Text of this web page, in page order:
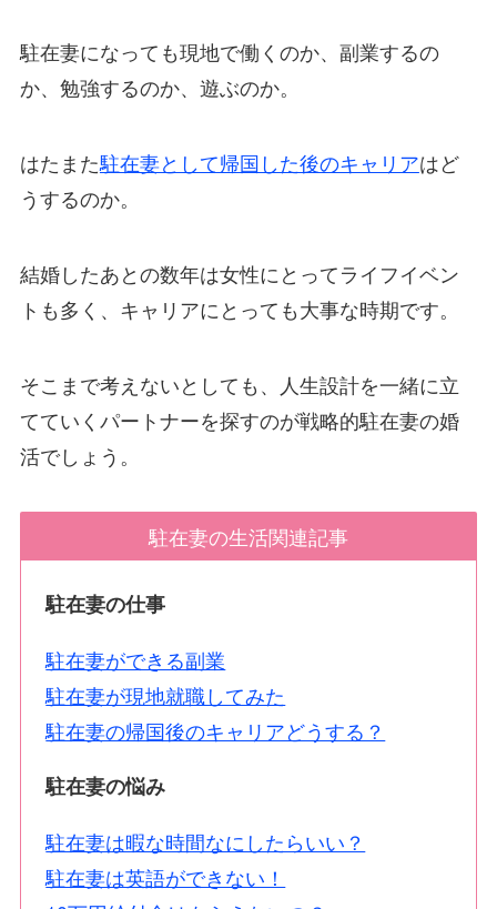
駐在妻になっても現地で働くのか、副業するの
か、勉強するのか、遊ぶのか。
はたまた駐在妻として帰国した後のキャリアはど
うするのか。
結婚したあとの数年は女性にとってライフイベン
トも多く、キャリアにとっても大事な時期です。
そこまで考えないとしても、人生設計を一緒に立
てていくパートナーを探すのが戦略的駐在妻の婚
活でしょう。
駐在妻の生活関連記事
駐在妻の仕事
駐在妻ができる副業
駐在妻が現地就職してみた
駐在妻の帰国後のキャリアどうする？
駐在妻の悩み
駐在妻は暇な時間なにしたらいい？
駐在妻は英語ができない！